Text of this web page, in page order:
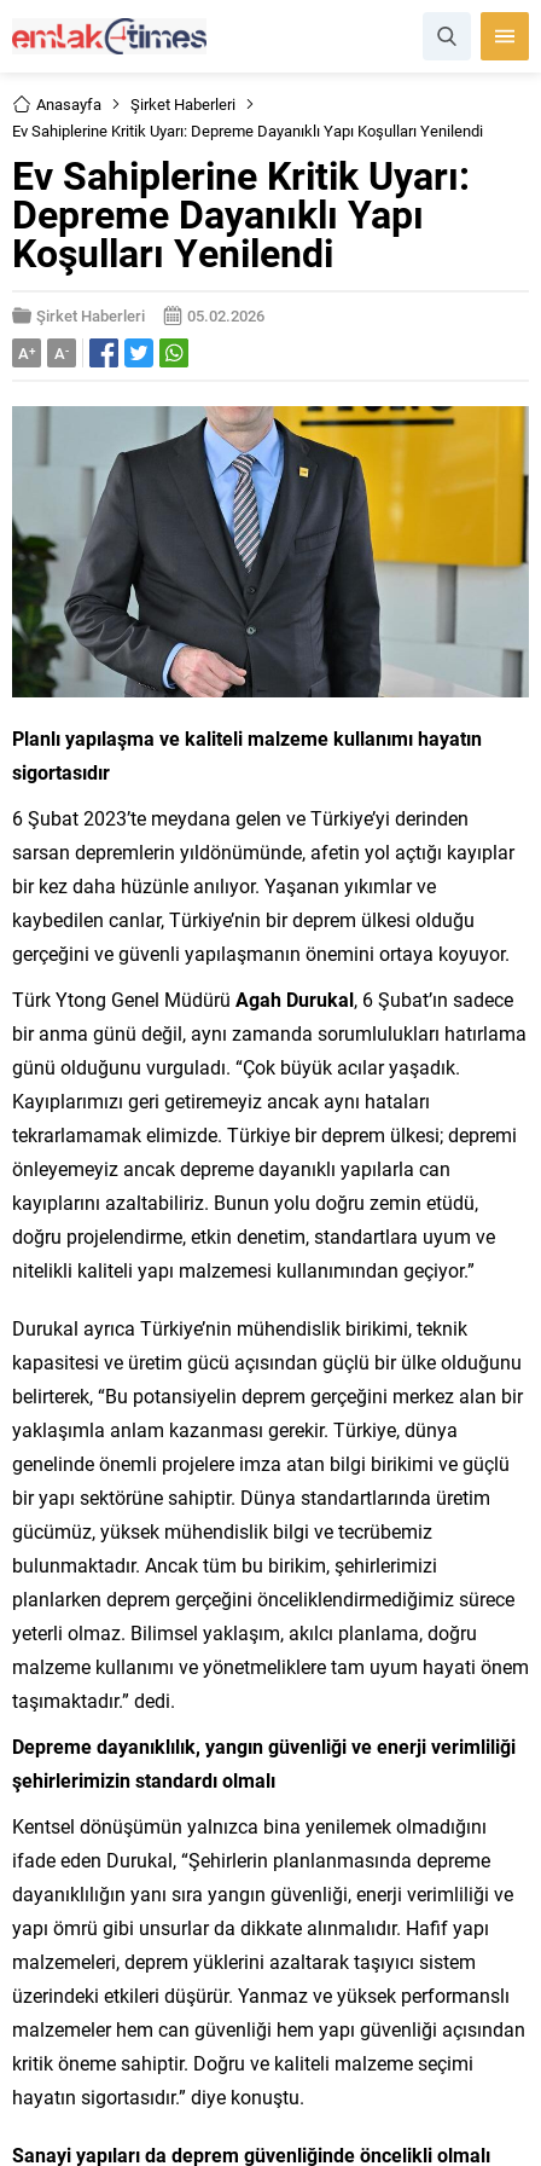
Anasayfa
Şirket Haberleri
Ev Sahiplerine Kritik Uyarı: Depreme Dayanıklı Yapı Koşulları Yenilendi
Ev Sahiplerine Kritik Uyarı:
Depreme Dayanıklı Yapı
Koşulları Yenilendi
Şirket Haberleri
05.02.2026
A+ A-
Planlı yapılaşma ve kaliteli malzeme kullanımı hayatın
sigortasıdır
6 Şubat 2023’te meydana gelen ve Türkiye’yi derinden
sarsan depremlerin yıldönümünde, afetin yol açtığı kayıplar
bir kez daha hüzünle anılıyor. Yaşanan yıkımlar ve
kaybedilen canlar, Türkiye’nin bir deprem ülkesi olduğu
gerçeğini ve güvenli yapılaşmanın önemini ortaya koyuyor.
Türk Ytong Genel Müdürü Agah Durukal, 6 Şubat’ın sadece
bir anma günü değil, aynı zamanda sorumlulukları hatırlama
günü olduğunu vurguladı. “Çok büyük acılar yaşadık.
Kayıplarımızı geri getiremeyiz ancak aynı hataları
tekrarlamamak elimizde. Türkiye bir deprem ülkesi; depremi
önleyemeyiz ancak depreme dayanıklı yapılarla can
kayıplarını azaltabiliriz. Bunun yolu doğru zemin etüdü,
doğru projelendirme, etkin denetim, standartlara uyum ve
nitelikli kaliteli yapı malzemesi kullanımından geçiyor.”
Durukal ayrıca Türkiye’nin mühendislik birikimi, teknik
kapasitesi ve üretim gücü açısından güçlü bir ülke olduğunu
belirterek, “Bu potansiyelin deprem gerçeğini merkez alan bir
yaklaşımla anlam kazanması gerekir. Türkiye, dünya
genelinde önemli projelere imza atan bilgi birikimi ve güçlü
bir yapı sektörüne sahiptir. Dünya standartlarında üretim
gücümüz, yüksek mühendislik bilgi ve tecrübemiz
bulunmaktadır. Ancak tüm bu birikim, şehirlerimizi
planlarken deprem gerçeğini önceliklendirmediğimiz sürece
yeterli olmaz. Bilimsel yaklaşım, akılcı planlama, doğru
malzeme kullanımı ve yönetmeliklere tam uyum hayati önem
taşımaktadır.” dedi.
Depreme dayanıklılık, yangın güvenliği ve enerji verimliliği
şehirlerimizin standardı olmalı
Kentsel dönüşümün yalnızca bina yenilemek olmadığını
ifade eden Durukal, “Şehirlerin planlanmasında depreme
dayanıklılığın yanı sıra yangın güvenliği, enerji verimliliği ve
yapı ömrü gibi unsurlar da dikkate alınmalıdır. Hafif yapı
malzemeleri, deprem yüklerini azaltarak taşıyıcı sistem
üzerindeki etkileri düşürür. Yanmaz ve yüksek performanslı
malzemeler hem can güvenliği hem yapı güvenliği açısından
kritik öneme sahiptir. Doğru ve kaliteli malzeme seçimi
hayatın sigortasıdır.” diye konuştu.
Sanayi yapıları da deprem güvenliğinde öncelikli olmalı